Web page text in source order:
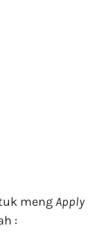
mengApply
: